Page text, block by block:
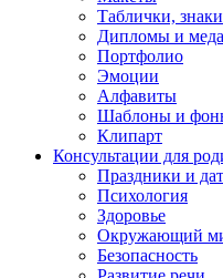
Таблички, знаки
Дипломы и
Портфолио
Эмоции
Алфавиты
Шаблоны и
Клипарт
Консультации для
Праздники и
Психология
Здоровье
Окружающий
Безопасность